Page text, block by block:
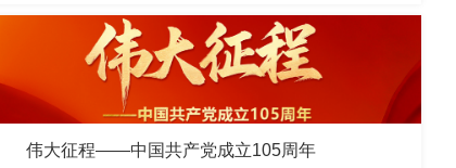
伟大征程——中国共产党成立105周年